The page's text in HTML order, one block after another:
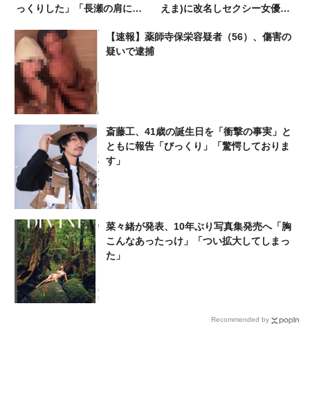
っくりした」「長瀬の肩に置
えま)に改名しセクシー女優と
【速報】薬師寺保栄容疑者（56）、傷害の
疑いで逮捕
斎藤工、41歳の誕生日を「衝撃の事実」と
ともに報告「びっくり」「驚愕しておりま
す」
菜々緒が発表、10年ぶり写真集発売へ「胸
こんなあったっけ」「つい拡大してしまっ
た」
Recommended by